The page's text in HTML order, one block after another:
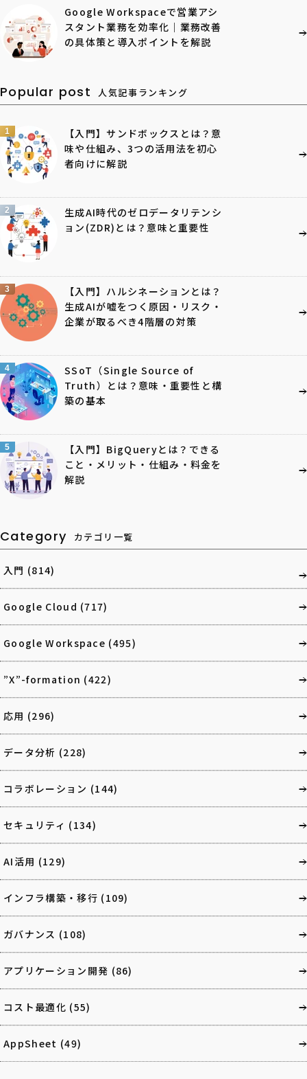
Google Workspaceで営業アシ
スタント業務を効率化｜業務改善
の具体策と導入ポイントを解説
Popular post 人気記事ランキング
1
【入門】サンドボックスとは？意
味や仕組み、3つの活用法を初心
者向けに解説
2
生成AI時代のゼロデータリテンシ
ョン(ZDR)とは？意味と重要性
3
【入門】ハルシネーションとは？
生成AIが嘘をつく原因・リスク・
企業が取るべき4階層の対策
4
SSoT（Single Source of
Truth）とは？意味・重要性と構
築の基本
5
【入門】BigQueryとは？できる
こと・メリット・仕組み・料金を
解説
Category カテゴリ一覧
入門 (814)
Google Cloud (717)
Google Workspace (495)
”X”-formation (422)
応用 (296)
データ分析 (228)
コラボレーション (144)
セキュリティ (134)
AI活用 (129)
インフラ構築・移行 (109)
ガバナンス (108)
アプリケーション開発 (86)
コスト最適化 (55)
AppSheet (49)